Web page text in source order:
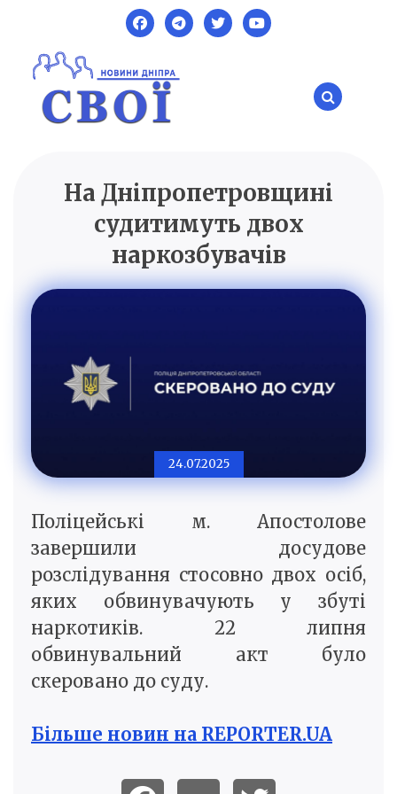
content
SVOI.DP.UA
Новини Дніпра
На Дніпропетровщині
судитимуть двох
наркозбувачів
24.07.2025
Поліцейські м. Апостолове
завершили досудове
розслідування стосовно двох осіб,
яких обвинувачують у збуті
наркотиків. 22 липня
обвинувальний акт було
скеровано до суду.
Більше новин на REPORTER.UA